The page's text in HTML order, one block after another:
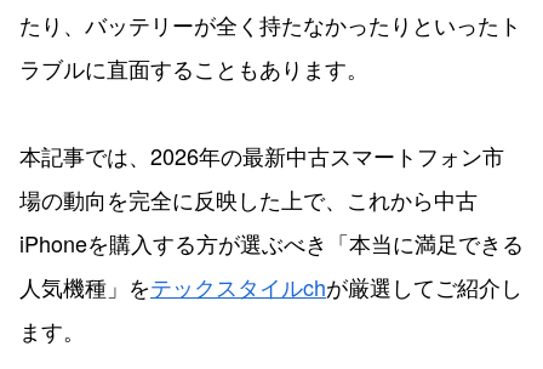
たり、バッテリーが全く持たなかったりといったト
ラブルに直面することもあります。
本記事では、2026年の最新中古スマートフォン市
場の動向を完全に反映した上で、これから中古
iPhoneを購入する方が選ぶべき「本当に満足できる
人気機種」をテックスタイルchが厳選してご紹介し
ます。